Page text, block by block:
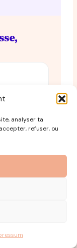
analyser ta
refuser, ou